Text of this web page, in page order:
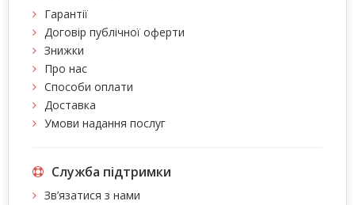
Гарантії
Договір публічної оферти
Знижки
Про нас
Способи оплати
Доставка
Умови надання послуг
Служба підтримки
Зв’язатися з нами